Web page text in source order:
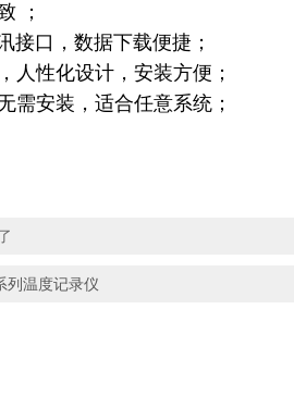
；
接口，数据下载便捷；
人性化设计，安装方便；
需安装，适合任意系统；
列温度记录仪